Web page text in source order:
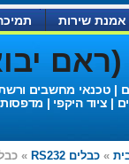
אמנת שירות
| טכנאי מחשבים
| ציוד היקפי | מדפסות
» כבלים RS232 » כבל